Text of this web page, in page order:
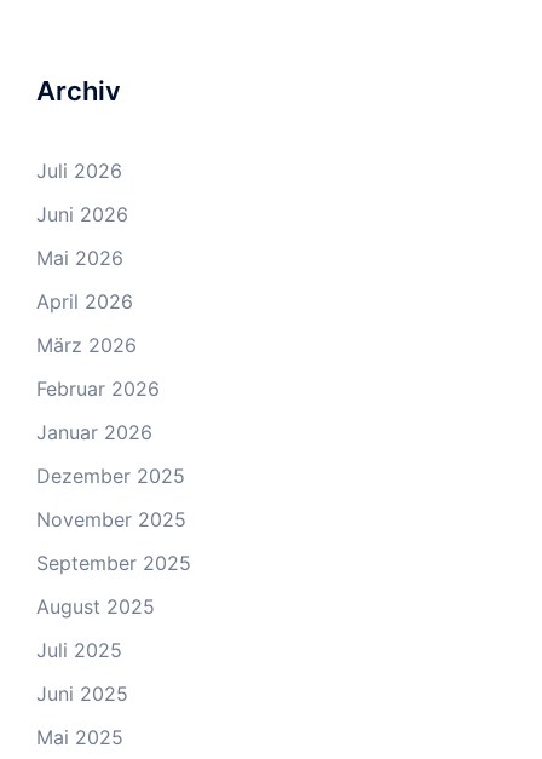
Archiv
Juli 2026
Juni 2026
Mai 2026
April 2026
März 2026
Februar 2026
Januar 2026
Dezember 2025
November 2025
September 2025
August 2025
Juli 2025
Juni 2025
Mai 2025